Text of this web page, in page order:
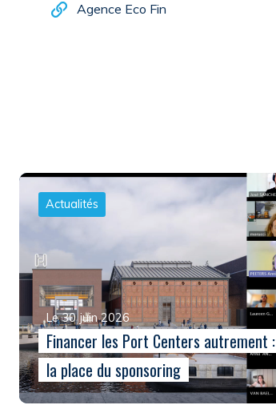
Agence Eco Fin
Actualités
Le 30 juin 2026
Financer les Port Centers autrement :
la place du sponsoring